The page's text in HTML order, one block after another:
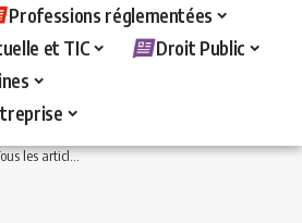
Professions réglementées
et TIC
Droit Public
les articles >Droit Public>Urbanisme>